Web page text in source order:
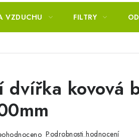
VZDUCHU FILTRY
dvířka kovová
Podrobnosti hodnocení